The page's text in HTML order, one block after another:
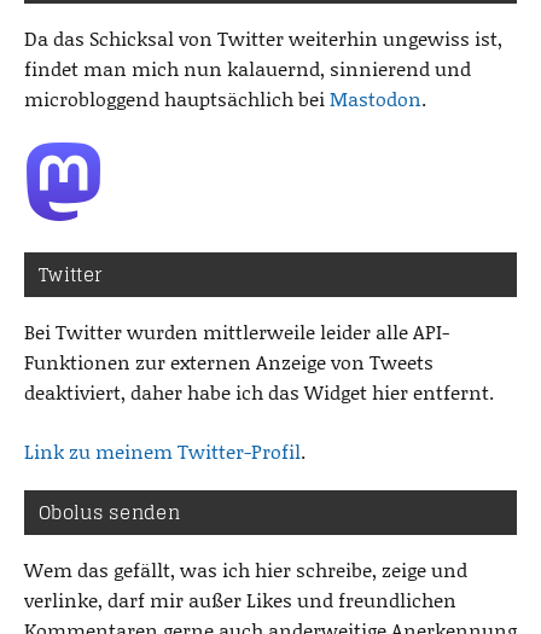
Da das Schicksal von Twitter weiterhin ungewiss ist,
findet man mich nun kalauernd, sinnierend und
microbloggend hauptsächlich beiMastodon.
Twitter
Bei Twitter wurden mittlerweile leider alle API-
Funktionen zur externen Anzeige von Tweets
deaktiviert, daher habe ich das Widget hier entfernt.
Link zu meinem Twitter-Profil.
Obolus senden
Wem das gefällt, was ich hier schreibe, zeige und
verlinke, darf mir außer Likes und freundlichen